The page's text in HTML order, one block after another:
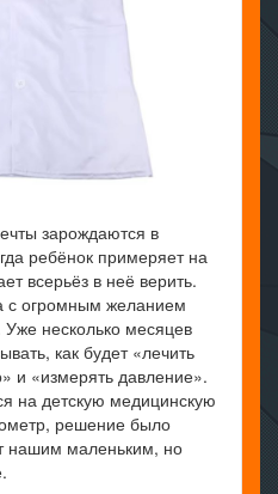
зарождаются в
ребёнок примеряет на
всерьёз в неё верить.
огромным желанием
несколько месяцев
как будет «лечить
и «измерять давление».
на детскую медицинскую
решение было
нашим маленьким, но